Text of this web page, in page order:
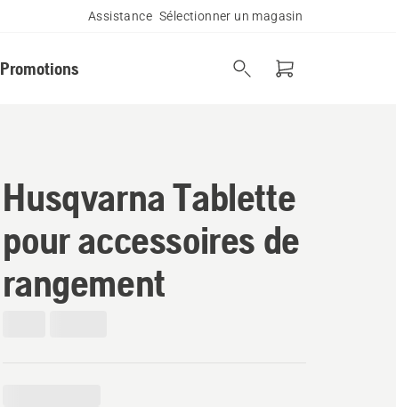
Assistance Sélectionner un magasin
Promotions
Husqvarna Tablette
pour accessoires de
rangement